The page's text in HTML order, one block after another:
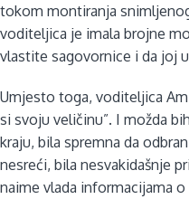
tokom montiranja
voditeljica je imala brojne
vlastite sagovornice i da joj
Umjesto toga, voditeljica
si svoju veličinu”. I možda
kraju, bila spremna da
nesreći, bila nesvakidašnje
naime vlada informacijama